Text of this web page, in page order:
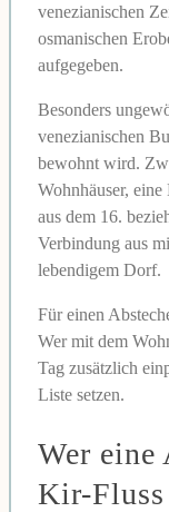
venezianischen
osmanischen
aufgegeben.
Besonders
venezianischen
bewohnt wird.
Wohnhäuser,
aus dem 16.
Verbindung aus
lebendigem Dorf.
Für einen
Wer mit dem
Tag zusätzlich
Liste setzen.
Wer eine
Kir-Fluss